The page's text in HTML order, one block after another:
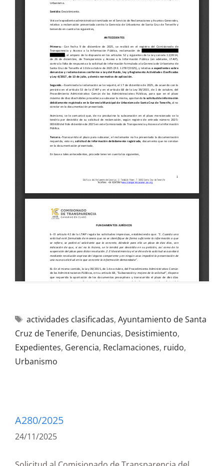
actividades clasificadas, Ayuntamiento de Santa
Cruz de Tenerife, Denuncias, Desistimiento,
Expedientes, Gerencia, Reclamaciones, ruido,
Urbanismo
A280/2025
24/11/2025